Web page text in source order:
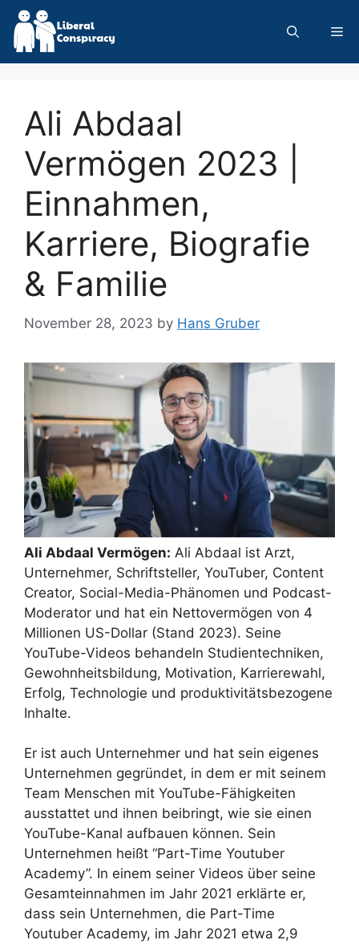
Skip
content
Ali Abdaal
Vermögen 2023 |
Einnahmen,
Karriere, Biografie
& Familie
November 28, 2023 by Hans Gruber
Ali Abdaal Vermögen: Ali Abdaal ist Arzt,
Unternehmer, Schriftsteller, YouTuber, Content
Creator, Social-Media-Phänomen und Podcast-
Moderator und hat ein Nettovermögen von 4
Millionen US-Dollar (Stand 2023). Seine
YouTube-Videos behandeln Studientechniken,
Gewohnheitsbildung, Motivation, Karrierewahl,
Erfolg, Technologie und produktivitätsbezogene
Inhalte.
Er ist auch Unternehmer und hat sein eigenes
Unternehmen gegründet, in dem er mit seinem
Team Menschen mit YouTube-Fähigkeiten
ausstattet und ihnen beibringt, wie sie einen
YouTube-Kanal aufbauen können. Sein
Unternehmen heißt “Part-Time Youtuber
Academy”. In einem seiner Videos über seine
Gesamteinnahmen im Jahr 2021 erklärte er,
dass sein Unternehmen, die Part-Time
Youtuber Academy, im Jahr 2021 etwa 2,9